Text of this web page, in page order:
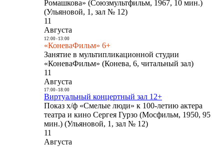
Ромашкова» (Союзмультфильм, 1967, 10 мин.)
(Ульяновой, 1, зал № 12)
11
Августа
12:00- 13:00
«КоневаФильм» 6+
Занятие в мультипликационной студии
«КоневаФильм» (Конева, 6, читальный зал)
11
Августа
17:00- 18:00
Виртуальный концертный зал 12+
Показ х/ф «Смелые люди» к 100-летию актера
театра и кино Сергея Гурзо (Мосфильм, 1950, 95
мин.) (Ульяновой, 1, зал № 12)
11
Августа